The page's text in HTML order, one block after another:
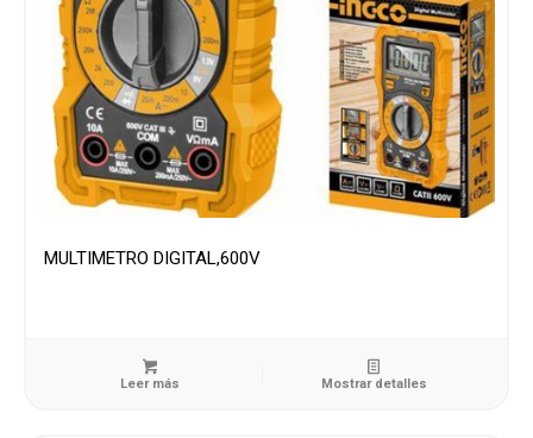
MULTIMETRO DIGITAL,600V
Leer más Mostrar detalles